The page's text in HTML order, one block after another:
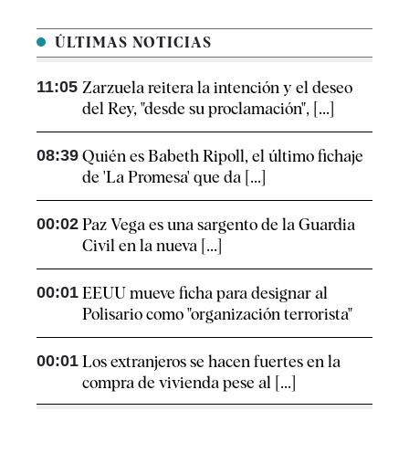
ÚLTIMAS NOTICIAS
11:05 Zarzuela reitera la intención y el deseo
del Rey, "desde su proclamación", [...]
08:39 Quién es Babeth Ripoll, el último fichaje
de 'La Promesa' que da [...]
00:02 Paz Vega es una sargento de la Guardia
Civil en la nueva [...]
00:01 EEUU mueve ficha para designar al
Polisario como "organización terrorista"
00:01 Los extranjeros se hacen fuertes en la
compra de vivienda pese al [...]